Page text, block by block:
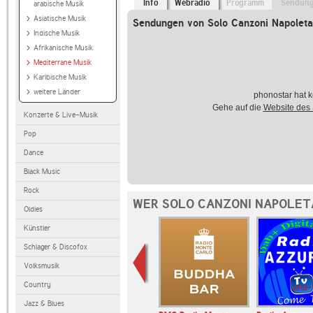
arabische Musik
Asiatische Musik
Indische Musik
Afrikanische Musik
Mediterrane Musik
Karibische Musik
weitere Länder
Konzerte & Live-Musik
Pop
Dance
Black Music
Rock
Oldies
Künstler
Schlager & Discofox
Volksmusik
Country
Jazz & Blues
Info Webradio Programm
Sendungen von Solo Canzoni
phonostar hat
Gehe auf die Website des
WER SOLO CANZONI